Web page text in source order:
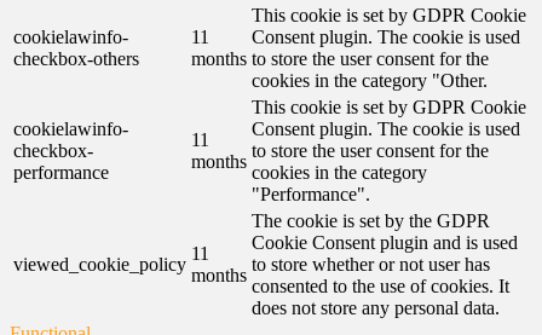
cookielawinfo-
checkbox-others
11
months
This cookie is set by GDPR Cookie
Consent plugin. The cookie is used
to store the user consent for the
cookies in the category "Other.
cookielawinfo-
checkbox-
performance
11
months
This cookie is set by GDPR Cookie
Consent plugin. The cookie is used
to store the user consent for the
cookies in the category
"Performance".
viewed_cookie_policy
11
months
The cookie is set by the GDPR
Cookie Consent plugin and is used
to store whether or not user has
consented to the use of cookies. It
does not store any personal data.